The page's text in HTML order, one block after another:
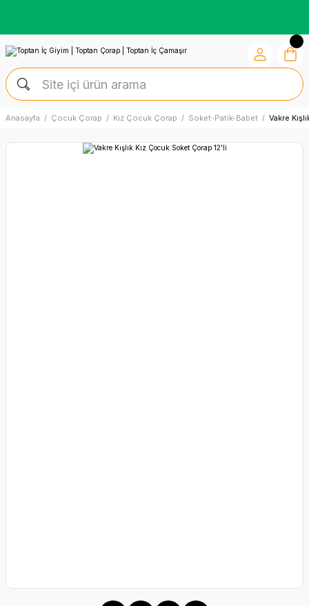
Anasayfa Çocuk Çorap Kız Çocuk Çorap Soket-Patik-Babet Vakre